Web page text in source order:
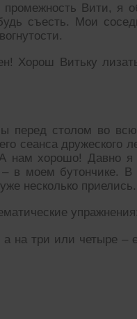
промежность Вити,
съесть. Мои
Хорош Витьку
перед столом во
сеанса дружеского
А нам хорошо! Давно
в моем бутончике.
несколько
на три или четыре –